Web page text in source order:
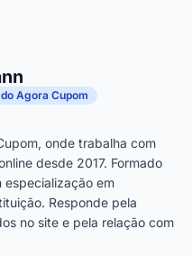
Agora Cupom
onde trabalha com
desde 2017. Formado
especialização em
Responde pela
no site e pela relação com